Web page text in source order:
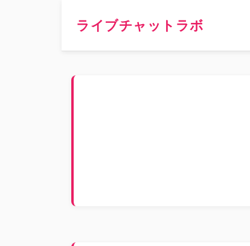
ライブチャットラボ